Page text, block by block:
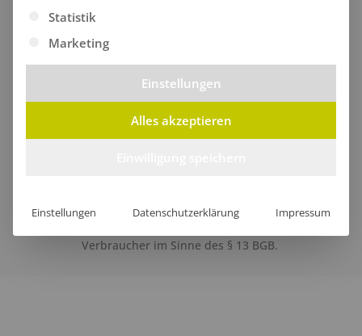
Freiberufler und öffentliche Institutionen, nicht jedoch an
Verbraucher im Sinne des § 13 BGB.
Statistik
Marketing
Einstellungen
Alles akzeptieren
Einstellungen Datenschutzerklärung Impressum